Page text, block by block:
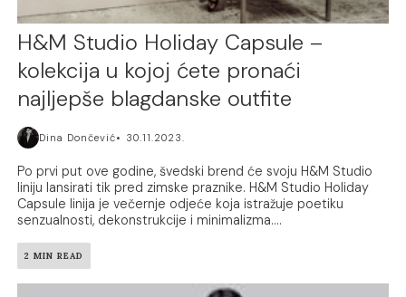
H&M Studio Holiday Capsule –
kolekcija u kojoj ćete pronaći
najljepše blagdanske outfite
Dina Dončević 30.11.2023.
Po prvi put ove godine, švedski brend će svoju H&M Studio
liniju lansirati tik pred zimske praznike. H&M Studio Holiday
Capsule linija je večernje odjeće koja istražuje poetiku
senzualnosti, dekonstrukcije i minimalizma....
2 MIN READ